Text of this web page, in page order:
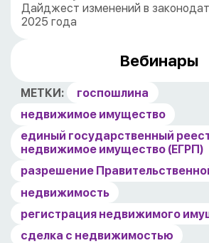
Дайджест изменений в
2025 года
Вебинары
МЕТКИ:
госпошлина
недвижимое имущество
единый государственный
недвижимое имущество (ЕГРП)
разрешение
недвижимость
регистрация недвижимого
сделка с недвижимостью